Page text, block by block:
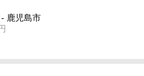
鹿児島市